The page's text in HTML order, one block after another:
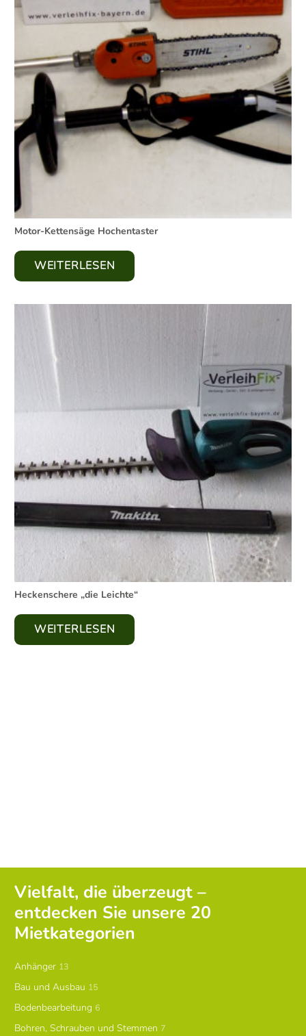
Motor-Kettensäge Hochentaster
WEITERLESEN
Heckenschere „die Leichte“
WEITERLESEN
Vielfalt, die überzeugt –
entdecken Sie unsere 20
Mietkategorien
Anhänger 13
Bau und Ausbau 15
Bodenbearbeitung 6
Bohren, Schrauben und Stemmen 7